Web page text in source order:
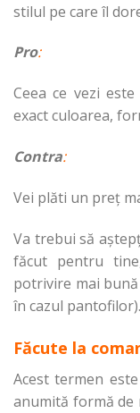
stilul pe care îl
Pro:
Ceea ce vezi
exact culoarea,
Contra:
Vei plăti un preț
Va trebui să
făcut pentru
potrivire mai
în cazul pantofilor).
Făcute la
Acest termen
anumită formă de